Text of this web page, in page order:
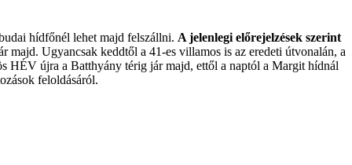
hídfőnél lehet majd felszállni. A jelenlegi előrejelzések szerint
Ugyancsak keddtől a 41-es villamos is az eredeti útvonalán, a
HÉV újra a Batthyány térig jár majd, ettől a naptól a Margit hídnál
feloldásáról.